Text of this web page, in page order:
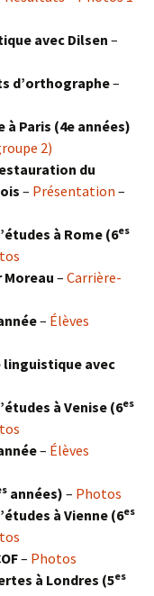
avec Dilsen –
d’orthographe–
à Paris (4e années)
2)
du
– Présentation –
à Rome (6es
Moreau – Carrière-
– Élèves
linguistique avec
à Venise (6es
– Élèves
années) – Photos
à Vienne (6es
– Photos
à Londres (5es